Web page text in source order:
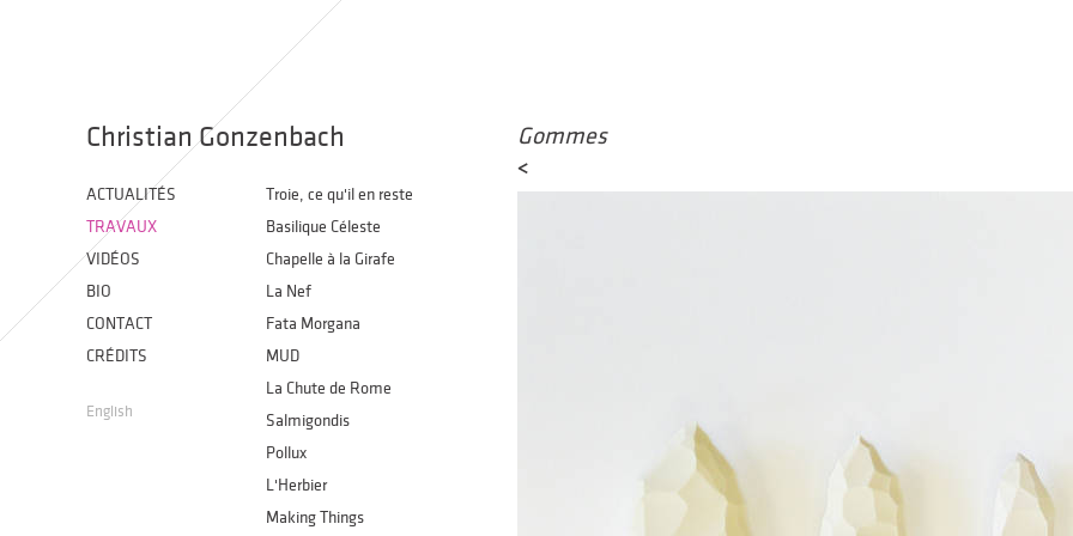
Christian Gonzenbach
ACTUALITÉS
TRAVAUX
VIDÉOS
BIO
CONTACT
CRÉDITS
English
Troie, ce qu'il en reste
Basilique Céleste
Chapelle à la Girafe
La Nef
Fata Morgana
MUD
La Chute de Rome
Salmigondis
Pollux
L'Herbier
Making Things
Gommes
<